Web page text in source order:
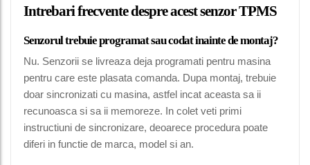
Intrebari frecvente despre acest senzor TPMS
Senzorul trebuie programat sau codat inainte de montaj?
Nu. Senzorii se livreaza deja programati pentru masina
pentru care este plasata comanda. Dupa montaj, trebuie
doar sincronizati cu masina, astfel incat aceasta sa ii
recunoasca si sa ii memoreze. In colet veti primi
instructiuni de sincronizare, deoarece procedura poate
diferi in functie de marca, model si an.